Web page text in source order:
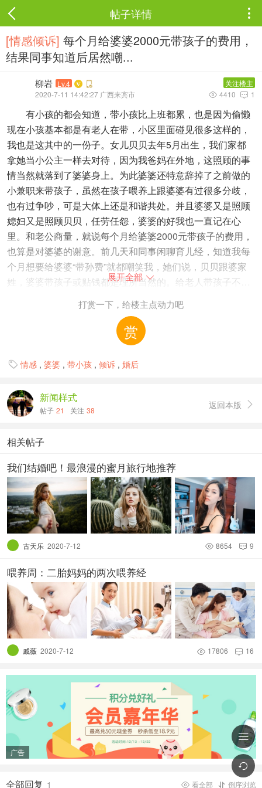
帖子详情 
[情感倾诉] 每个月给婆婆2000元带孩子的费用，
结果同事知道后居然嘲...
柳岩 Lv.4
关注楼主
2020-7-11 14:42:27 广西来宾市
 1
 4410
有小孩的都会知道，带小孩比上班都累，也是因为偷懒
现在小孩基本都是有老人在带，小区里面碰见很多这样的，
我也是这其中的一份子。女儿贝贝去年5月出生，我们家都
拿她当小公主一样去对待，因为我爸妈在外地，这照顾的事
情当然就落到了婆婆身上。为此婆婆还特意辞掉了之前做的
小兼职来带孩子，虽然在孩子喂养上跟婆婆有过很多分歧，
也有过争吵，可是大体上还是和谐共处。并且婆婆又是照顾
媳妇又是照顾贝贝，任劳任怨，婆婆的好我也一直记在心
里。和老公商量，就说每个月给婆婆2000元带孩子的费用，
也算是对婆婆的谢意。前几天和同事闲聊育儿经，知道我每
个月想要给婆婆“带孙费”就都嘲笑我，她们说，贝贝跟婆家
姓，婆婆带孩子或贴钱都是理所当然的。给老人带孩子不就
是图轻松省钱么？难道这件事我做错了吗？
展开全部 
打赏一下，给楼主点动力吧
赏
 情感 , 婆婆 , 带小孩 , 倾诉 , 婚后
新闻样式
帖子 21 关注 38 返回本版 
相关帖子
我们结婚吧！最浪漫的蜜月旅行地推荐
古天乐 2020-7-12  9
 8654
喂养周：二胎妈妈的两次喂养经
戚薇 2020-7-12  16
 17806
广告
 倒序浏览
 看全部
全部回复 1

